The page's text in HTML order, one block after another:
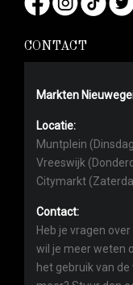
CONTACT
Markten
Locatie:
Muntplein
Vreeswijk
Citymarkt
Contact:
Heb je vragen
wil je meer weten
het gebruik van